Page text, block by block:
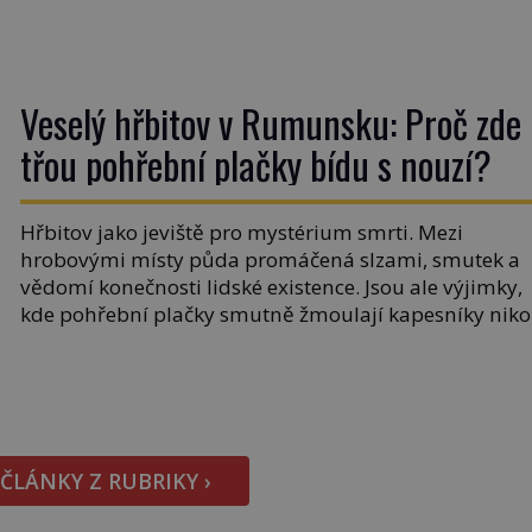
Veselý hřbitov v Rumunsku: Proč zde
třou pohřební plačky bídu s nouzí?
Hřbitov jako jeviště pro mystérium smrti. Mezi
hrobovými místy půda promáčená slzami, smutek a
vědomí konečnosti lidské existence. Jsou ale výjimky,
kde pohřební plačky smutně žmoulají kapesníky
nedaleko hranic […]
Z RUBRIKY ›